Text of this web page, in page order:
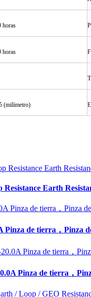
horas
horas
(milímetro)
Earth
de tierra，Pinza
Pinza de tierra，